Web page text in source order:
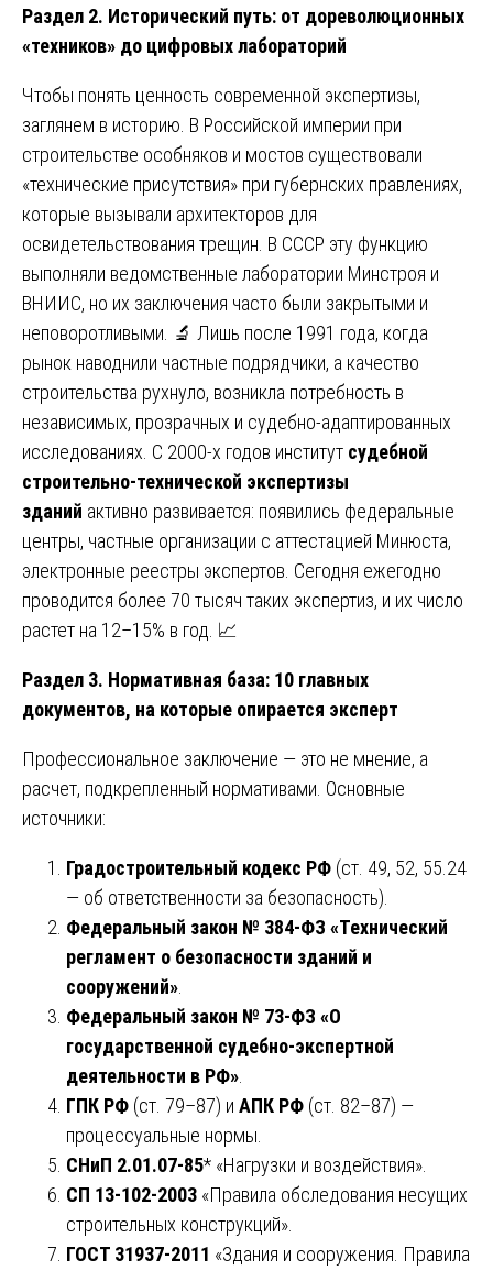
Раздел 2. Исторический путь: от дореволюционных
«техников» до цифровых лабораторий
Чтобы понять ценность современной экспертизы,
заглянем в историю. В Российской империи при
строительстве особняков и мостов существовали
«технические присутствия» при губернских правлениях,
которые вызывали архитекторов для
освидетельствования трещин. В СССР эту функцию
выполняли ведомственные лаборатории Минстроя и
ВНИИС, но их заключения часто были закрытыми и
неповоротливыми. 🔬 Лишь после 1991 года, когда
рынок наводнили частные подрядчики, а качество
строительства рухнуло, возникла потребность в
независимых, прозрачных и судебно-адаптированных
исследованиях. С 2000-х годов институт судебной
строительно-технической экспертизы
зданий активно развивается: появились федеральные
центры, частные организации с аттестацией Минюста,
электронные реестры экспертов. Сегодня ежегодно
проводится более 70 тысяч таких экспертиз, и их число
растет на 12–15% в год. 📈
Раздел 3. Нормативная база: 10 главных
документов, на которые опирается эксперт
Профессиональное заключение — это не мнение, а
расчет, подкрепленный нормативами. Основные
источники:
Градостроительный кодекс РФ (ст. 49, 52, 55.24
— об ответственности за безопасность).
Федеральный закон № 384-ФЗ «Технический
регламент о безопасности зданий и
сооружений»
Федеральный закон № 73-ФЗ «О
государственной судебно-экспертной
деятельности в РФ»
ГПК РФ (ст. 79–87) и АПК РФ (ст. 82–87) —
процессуальные нормы.
СНиП 2.01.07-85* «Нагрузки и воздействия».
СП 13-102-2003 «Правила обследования несущих
строительных конструкций».
ГОСТ 31937-2011 «Здания и сооружения. Правила